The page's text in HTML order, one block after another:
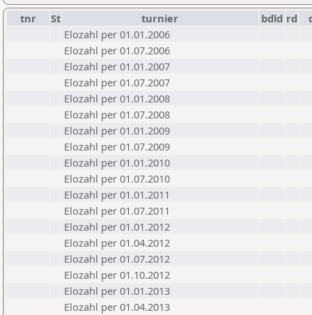
tnr St turnier bdld rd
Elozahl per 01.01.2006
Elozahl per 01.07.2006
Elozahl per 01.01.2007
Elozahl per 01.07.2007
Elozahl per 01.01.2008
Elozahl per 01.07.2008
Elozahl per 01.01.2009
Elozahl per 01.07.2009
Elozahl per 01.01.2010
Elozahl per 01.07.2010
Elozahl per 01.01.2011
Elozahl per 01.07.2011
Elozahl per 01.01.2012
Elozahl per 01.04.2012
Elozahl per 01.07.2012
Elozahl per 01.10.2012
Elozahl per 01.01.2013
Elozahl per 01.04.2013